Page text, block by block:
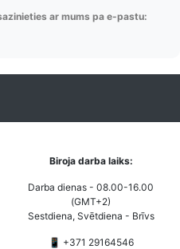
izveides.ar mums pa e-pastu:
Biroja darba laiks:
Darba dienas - 08.00-16.00
(GMT+2)
Sestdiena, Svētdiena - Brīvs
📱 +371 29164546